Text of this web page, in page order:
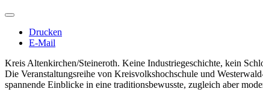
Drucken
E-Mail
Kreis Altenkirchen/Steineroth. Keine Industriegeschichte, kein
Die Veranstaltungsreihe von Kreisvolkshochschule und
spannende Einblicke in eine traditionsbewusste, zugleich aber